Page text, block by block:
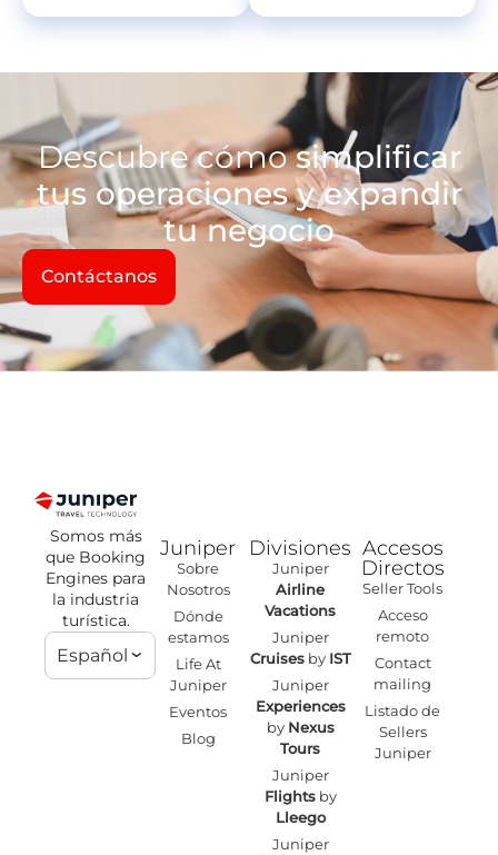
Descubre cómosimplificar
tus operaciones y expandir
tu negocio
Contáctanos
Somos más
que Booking
Engines para
la industria
turística.
Español
Juniper
Sobre
Nosotros
Dónde
estamos
Life At
Juniper
Eventos
Blog
Divisiones
Juniper
Airline
Vacations
Juniper
Cruisesby IST
Juniper
Experiences
by Nexus
Tours
Juniper
Flightsby
Lleego
Juniper
Accesos
Directos
Seller Tools
Acceso
remoto
Contact
mailing
Listado de
Sellers
Juniper